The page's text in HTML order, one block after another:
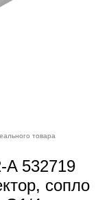
товара
A 532719
сопло